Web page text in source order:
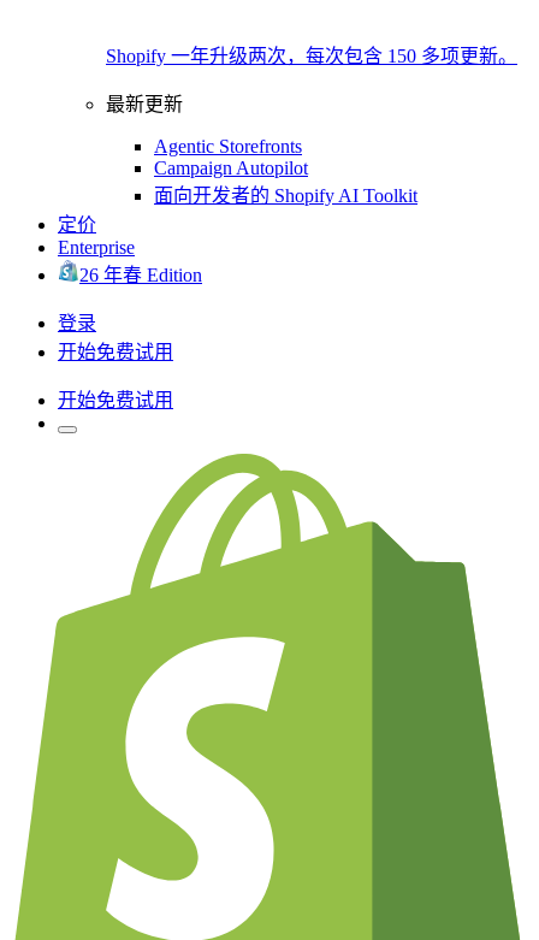
Shopify 一年升级两次，每次包含 150 多项更新。
最新更新
Agentic Storefronts
Campaign Autopilot
面向开发者的 Shopify AI Toolkit
定价
Enterprise
26 年春 Edition
登录
开始免费试用
开始免费试用